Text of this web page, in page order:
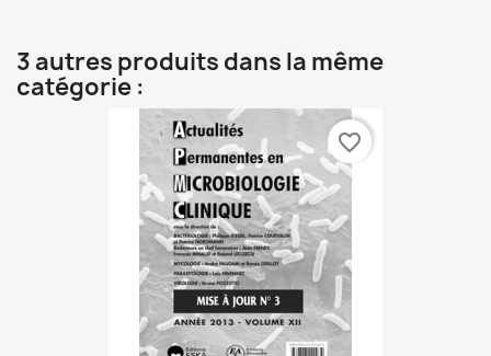
3 autres produits dans la même
catégorie :
favorite_border